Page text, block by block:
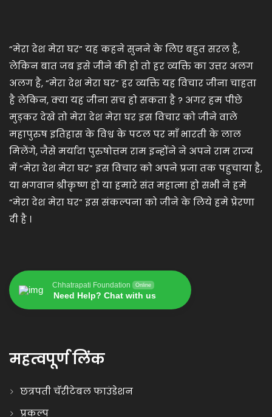
“मेरा देश मेरा घर” यह कहने सुनने के लिए बहुत सरल है,
लेकिन बात जब इसे जीने की हो तो हर व्यक्ति का उत्तर अलग
अलग है, “मेरा देश मेरा घर” हर व्यक्ति यह विचार जीना चाहता
है लेकिन, क्या यह जीना सच हो सकता है ? अगर हम पीछे
मुड़कर देखे तो मेरा देश मेरा घर इस विचार को जीने वाले
महापुरुष इतिहास के विश्व के पटल पर माँ भारती के लाल
मिलेंगे, जैसे मर्यादा पुरुषोत्तम राम इन्होंने ने अपने राम राज्य
में “मेरा देश मेरा घर” इस विचार को अपने प्रजा तक पहुचाया है,
या भगवान श्रीकृष्ण हो या हमारे संत महात्मा हो सभी ने हमे
“मेरा देश मेरा घर” इस संकल्पना को जीने के लिये हमे प्रेरणा
दी है ।
Chhatrapati Foundation Online
Need Help? Chat with us
महत्वपूर्ण लिंक
छत्रपती चॅरीटेबल फाउंडेशन
प्रकल्प